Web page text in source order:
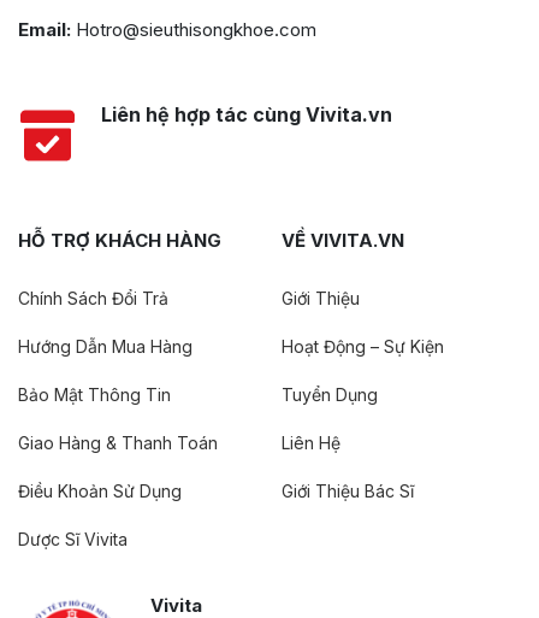
Email: Hotro@sieuthisongkhoe.com
Liên hệ hợp tác cùng Vivita.vn
HỖ TRỢ KHÁCH HÀNG
Chính Sách Đổi Trả
Hướng Dẫn Mua Hàng
Bảo Mật Thông Tin
Giao Hàng & Thanh Toán
Điều Khoản Sử Dụng
Dược Sĩ Vivita
Vivita
VỀ VIVITA.VN
Giới Thiệu
Hoạt Động – Sự Kiện
Tuyển Dụng
Liên Hệ
Giới Thiệu Bác Sĩ